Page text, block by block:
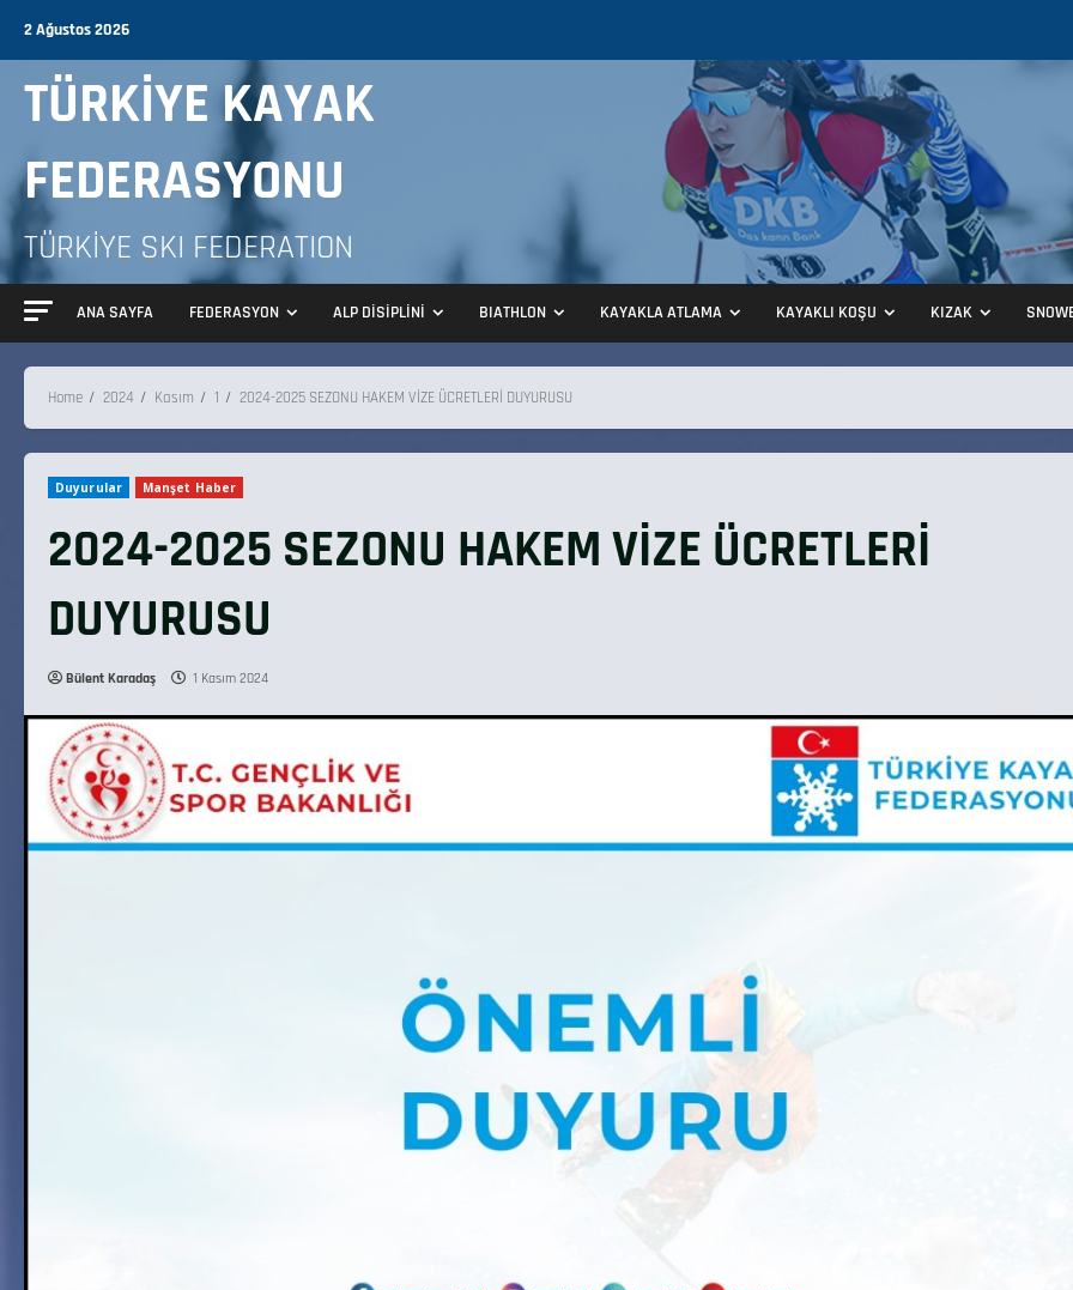
2 Ağustos 2026
TÜRKİYE KAYAK
FEDERASYONU
TÜRKİYE SKI FEDERATION
ANA SAYFA FEDERASYON ALP DİSİPLİNİ BIATHLON KAYAKLA ATLAMA KAYAKLI KOŞU KIZAK
Home 2024 Kasım 1 2024-2025 SEZONU HAKEM VİZE ÜCRETLERİ DUYURUSU
Duyurular Manşet Haber
2024-2025 SEZONU HAKEM VİZE ÜCRETLERİ
DUYURUSU
Bülent Karadaş 1 Kasım 2024